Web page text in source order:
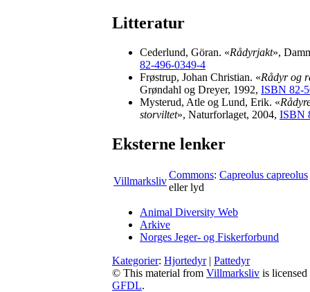
Litteratur
Cederlund, Göran. «Rådyrjakt»,
82-496-0349-4
Frøstrup, Johan Christian. «Rådyr og
Grøndahl og Dreyer, 1992, ISBN 82-
Mysterud, Atle og Lund, Erik. «
storviltet», Naturforlaget, 2004, ISBN
Eksterne lenker
Villmarksliv
Commons: Capreolus capreolus
eller lyd
Animal Diversity Web
Arkive
Norges Jeger- og Fiskerforbund
Kategorier: Hjortedyr| Pattedyr
© This material from Villmarksliv is
GFDL.